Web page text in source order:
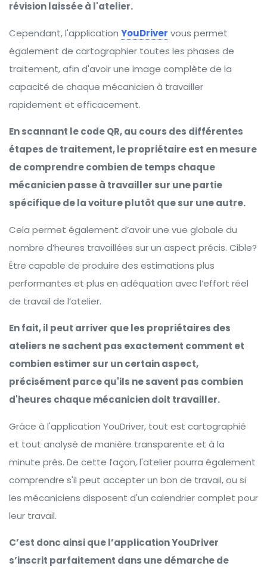
révision laissée à l'atelier.
Cependant, l'application YouDriver vous permet
également de cartographier toutes les phases de
traitement, afin d'avoir une image complète de la
capacité de chaque mécanicien à travailler
rapidement et efficacement.
En scannant le code QR, au cours des différentes
étapes de traitement, le propriétaire est en mesure
de comprendre combien de temps chaque
mécanicien passe à travailler sur une partie
spécifique de la voiture plutôt que sur une autre.
Cela permet également d’avoir une vue globale du
nombre d’heures travaillées sur un aspect précis. Cible?
Être capable de produire des estimations plus
performantes et plus en adéquation avec l’effort réel
de travail de l’atelier.
En fait, il peut arriver que les propriétaires des
ateliers ne sachent pas exactement comment et
combien estimer sur un certain aspect,
précisément parce qu'ils ne savent pas combien
d'heures chaque mécanicien doit travailler.
Grâce à l'application YouDriver, tout est cartographié
et tout analysé de manière transparente et à la
minute près. De cette façon, l'atelier pourra également
comprendre s'il peut accepter un bon de travail, ou si
les mécaniciens disposent d'un calendrier complet pour
leur travail.
C’est donc ainsi que l’application YouDriver
s’inscrit parfaitement dans une démarche de